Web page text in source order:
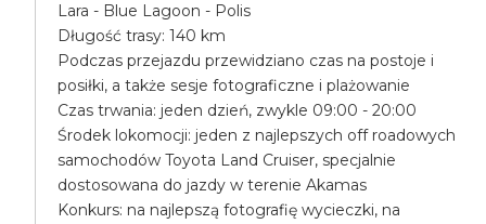
Lara - Blue Lagoon - Polis
Długość trasy: 140 km
Podczas przejazdu przewidziano czas na postoje i
posiłki, a także sesje fotograficzne i plażowanie
Czas trwania: jeden dzień, zwykle 09:00 - 20:00
Środek lokomocji: jeden z najlepszych off roadowych
samochodów Toyota Land Cruiser, specjalnie
dostosowana do jazdy w terenie Akamas
Konkurs: na najlepszą fotografię wycieczki, na